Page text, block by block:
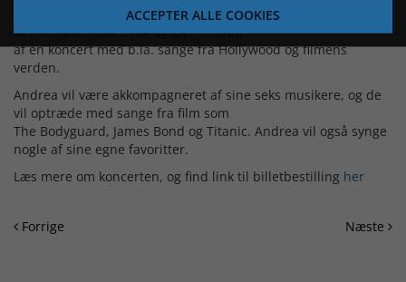
Andrea glæder sig til at komme hjem til Ringkøbing lørdag
den 9. november 2024 og give et brag
af en koncert med b.la. sange fra Hollywood og filmens
verden.
Andrea vil være akkompagneret af sine seks musikere, og de
vil optræde med sange fra film som
The Bodyguard, James Bond og Titanic. Andrea vil også synge
nogle af sine egne favoritter.
Læs mere om koncerten, og find link til billetbestilling her
Forrige Næste
ACCEPTER ALLE COOKIES